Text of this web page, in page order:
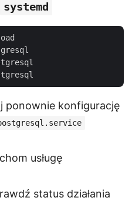
systemd
ponownie konfigurację
usługę
status działania